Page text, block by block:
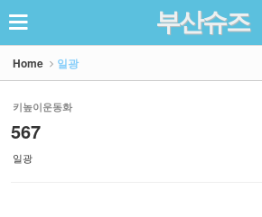
부산슈즈
Home 일광
키높이운동화
567
일광
Sketchbook5, 스케